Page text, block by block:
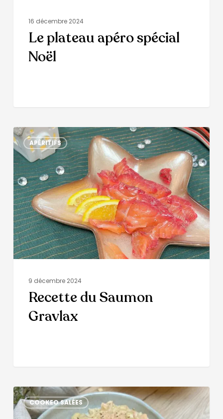
16 décembre 2024
Le plateau apéro spécial
Noël
APÉRITIFS
9 décembre 2024
Recette du Saumon
Gravlax
COOKEO SALÉES